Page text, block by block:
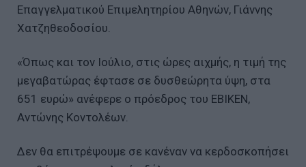
Επαγγελματικού Επιμελητηρίου Αθηνών, Γιάννης
Χατζηθεοδοσίου.
«Όπως και τον Ιούλιο, στις ώρες αιχμής, η τιμή της
μεγαβατώρας έφτασε σε δυσθεώρητα ύψη, στα
651 ευρώ» ανέφερε ο πρόεδρος του ΕΒΙΚΕΝ,
Αντώνης Κοντολέων.
Δεν θα επιτρέψουμε σε κανέναν να κερδοσκοπήσει